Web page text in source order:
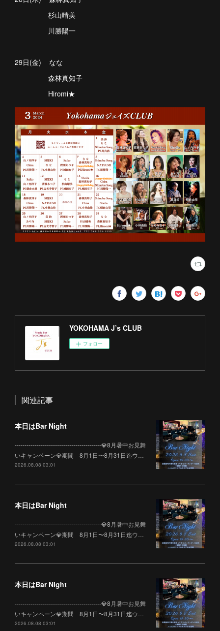
杉山晴美
川勝陽一
29日(金) なな
森林真知子
Hiromi★
YOKOHAMA J’s CLUB
フォロー
関連記事
本日はBar Night
--------------------------------------------💎8月暑中お見舞
いキャンペーン💎期間 8月1日〜8月31日迄ウ…
2026.08.08 03:01
本日はBar Night
--------------------------------------------💎8月暑中お見舞
いキャンペーン💎期間 8月1日〜8月31日迄ウ…
2026.08.08 03:01
本日はBar Night
--------------------------------------------💎8月暑中お見舞
いキャンペーン💎期間 8月1日〜8月31日迄ウ…
2026.08.08 03:01